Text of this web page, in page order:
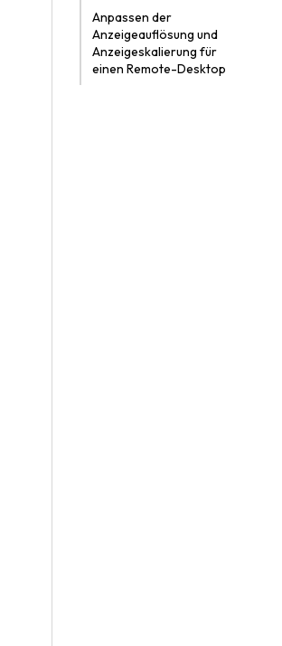
Anpassen der
Anzeigeauflösung und
Anzeigeskalierung für
einen Remote-Desktop